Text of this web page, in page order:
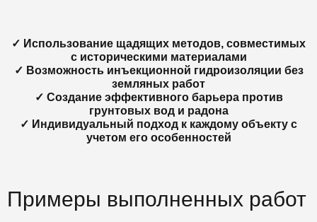
✓ Использование щадящих методов, совместимых
с историческими материалами
✓ Возможность инъекционной гидроизоляции без
земляных работ
✓ Создание эффективного барьера против
грунтовых вод и радона
✓ Индивидуальный подход к каждому объекту с
учетом его особенностей
Примеры выполненных работ